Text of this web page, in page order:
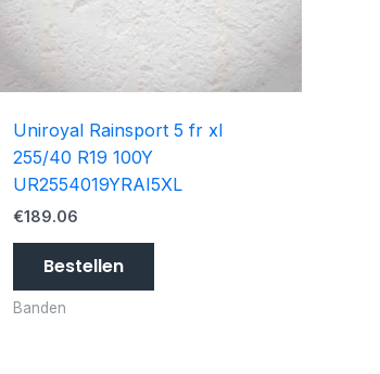
Uniroyal Rainsport 5 fr xl
255/40 R19 100Y
UR2554019YRAI5XL
€189.06
Bestellen
Banden